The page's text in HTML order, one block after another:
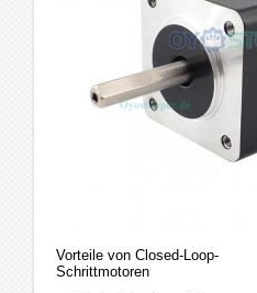
Vorteile von Closed-Loop-
Schrittmotoren